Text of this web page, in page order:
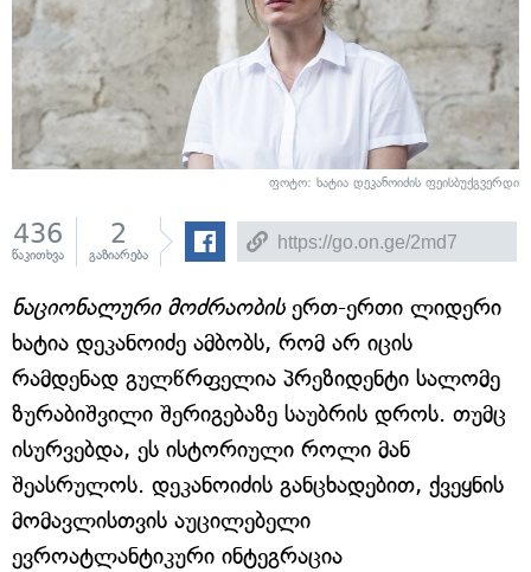
ფოტო: ხატია დეკანოიძის ფეისბუქგვერდი
436
წაკითხვა
2
გაზიარება
ნაციონალური მოძრაობისერთ-ერთი ლიდერი
ხატია დეკანოიძე ამბობს, რომ არ იცის
რამდენად გულწრფელია პრეზიდენტი სალომე
ზურაბიშვილი შერიგებაზე საუბრის დროს. თუმც
ისურვებდა, ეს ისტორიული როლი მან
შეასრულოს. დეკანოიძის განცხადებით, ქვეყნის
მომავლისთვის აუცილებელი
ევროატლანტიკური ინტეგრაცია